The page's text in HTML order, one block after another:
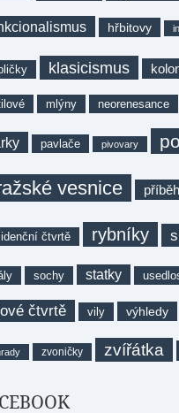
hřbitovy
klasicismus
mlýny neorenesance
pavlače pivovary
vesnice
čtvrtě rybníky
sochy statky
čtvrtě vily výhledy
zvoničky zvířátka